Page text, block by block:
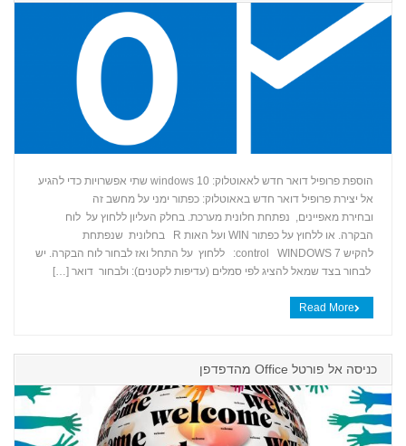
+
הוספת פרופיל דואר חדש לאאוטלוק: windows 10 שתי אפשרויות כדי להגיע
אל יצירת פרופיל דואר חדש באאוטלוק: כפתור ימני על מחשב זה
ובחירת מאפיינים, נפתחת חלונית מערכת. בחלק העליון ללחוץ על לוח
הבקרה. או ללחוץ על כפתור WIN ועל האות R בחלונית שנפתחת
להקיש control WINDOWS 7: ללחוץ על התחל ואז לבחור לוח הבקרה. יש
לבחור בצד שמאל להציג לפי סמלים (עדיפות לקטנים): ולבחור דואר […]
Read More
כניסה אל פורטל Office מהדפדפן